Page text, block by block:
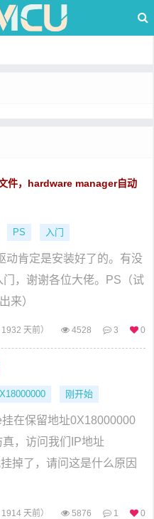
件，hardware manager自动
PS 入门
动肯定是安装好了的。有没
，谢谢各位大佬。PS（试
来）
天前） 4528 3 0
刚开始
在保留地址0X18000000
真，访问我们IP地址
掉了，请问这是什么原因
天前） 5876 1 0